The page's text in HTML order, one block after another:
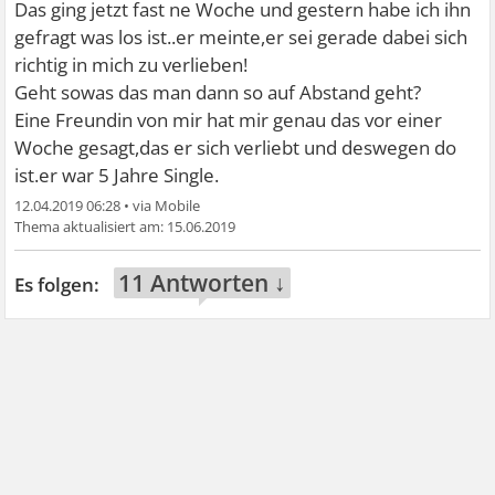
Das ging jetzt fast ne Woche und gestern habe ich ihn
gefragt was los ist..er meinte,er sei gerade dabei sich
richtig in mich zu verlieben!
Geht sowas das man dann so auf Abstand geht?
Eine Freundin von mir hat mir genau das vor einer
Woche gesagt,das er sich verliebt und deswegen do
ist.er war 5 Jahre Single.
12.04.2019 06:28 •
15.06.2019
11 Antworten ↓